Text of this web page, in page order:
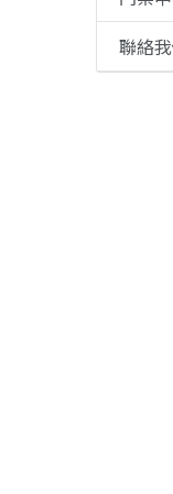
聯絡